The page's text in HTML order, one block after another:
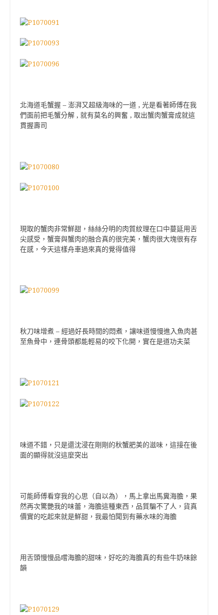
北海道毛蟹握 – 澎湃又超級海味的一道 , 光是看著師傅在我
們面前把毛蟹分解 , 就有莫名的興奮 , 取出蟹肉蟹膏成就這
貫握壽司
現取的蟹肉非常鮮甜，絲絲分明的肉質紋理在口中蔓延用舌
尖感受，蟹膏與蟹肉的融合真的很完美，蟹肉很大塊很有存
在感，今天這樣舟車過來真的覺得值得
秋刀味增煮 – 經過好長時間的悶煮，讓味道慢慢進入魚肉甚
至魚骨中，連骨頭都能輕易的咬下化開，實在是道功夫菜
味道不錯，只是還沈浸在剛剛的秋蟹肥美的滋味，這接在後
面的顯得就沒這麼突出
可能師傅看穿我的心思（自以為），馬上拿出馬糞海膽，果
然再次驚艷我的味蕾，海膽這種東西，品質騙不了人，貨真
價實的吃起來就是鮮甜，我最怕聞到有藥水味的海膽
用舌頭慢慢品嚐海膽的甜味，好吃的海膽真的有些牛奶味餘
韻